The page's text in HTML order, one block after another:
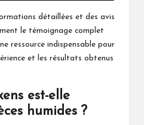
détaillées et des avis
le témoignage complet
ressource indispensable pour
et les résultats obtenus
est-elle
humides ?